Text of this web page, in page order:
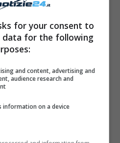
‘
divertimento
mura
for your consent to
data for the following
and content, advertising and
audience research and
information on a device